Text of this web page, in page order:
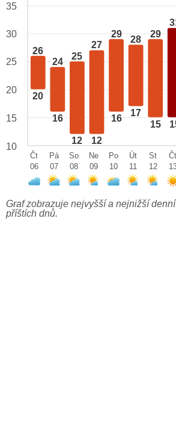
26
20
24
16
25
12
27
12
29
16
28
17
29
15
35
30
25
20
15
10
Čt
06
Pá
07
So
08
Ne
09
Po
10
Út
11
St
12
Čt
Graf zobrazuje nejvyšší a nejnižší
příštích dnů.